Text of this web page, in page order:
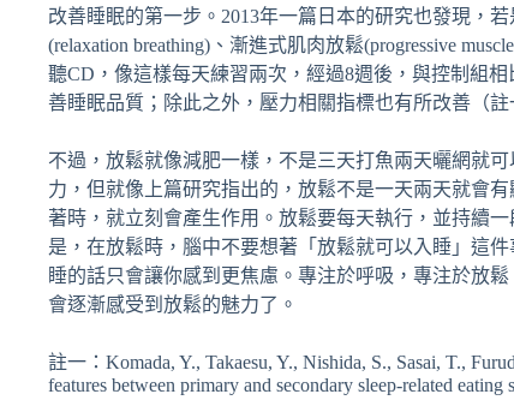
改善睡眠的第一步。2013年一篇日本的研究也發現，
(relaxation breathing)、漸進式肌肉放鬆(progressive
聽CD，像這樣每天練習兩次，經過8週後，與控制組
善睡眠品質；除此之外，壓力相關指標也有所改善（註
不過，放鬆就像減肥一樣，不是三天打魚兩天曬網就
力，但就像上篇研究指出的，放鬆不是一天兩天就會
著時，就立刻會產生作用。放鬆要每天執行，並持續
是，在放鬆時，腦中不要想著「放鬆就可以入睡」這
睡的話只會讓你感到更焦慮。專注於呼吸，專注於放
會逐漸感受到放鬆的魅力了。
註一：Komada, Y., Takaesu, Y., Nishida, S., Sasai, T.,
features between primary and secondary sleep-related